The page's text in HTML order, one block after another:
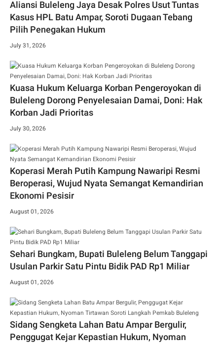
Aliansi Buleleng Jaya Desak Polres Usut Tuntas
Kasus HPL Batu Ampar, Soroti Dugaan Tebang
Pilih Penegakan Hukum
July 31, 2026
Kuasa Hukum Keluarga Korban Pengeroyokan di
Buleleng Dorong Penyelesaian Damai, Doni: Hak
Korban Jadi Prioritas
July 30, 2026
Koperasi Merah Putih Kampung Nawaripi Resmi
Beroperasi, Wujud Nyata Semangat Kemandirian
Ekonomi Pesisir
August 01, 2026
Sehari Bungkam, Bupati Buleleng Belum Tanggapi
Usulan Parkir Satu Pintu Bidik PAD Rp1 Miliar
August 01, 2026
Sidang Sengketa Lahan Batu Ampar Bergulir,
Penggugat Kejar Kepastian Hukum, Nyoman